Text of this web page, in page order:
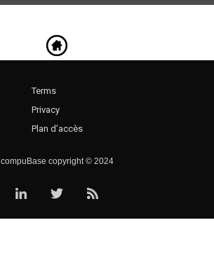
Terms
Privacy
Plan d’accès
compuBase copyright © 2024